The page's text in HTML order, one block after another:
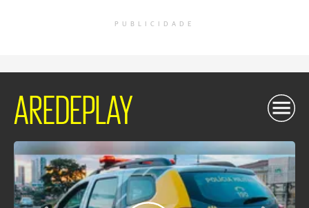
PUBLICIDADE
AREDEPLAY